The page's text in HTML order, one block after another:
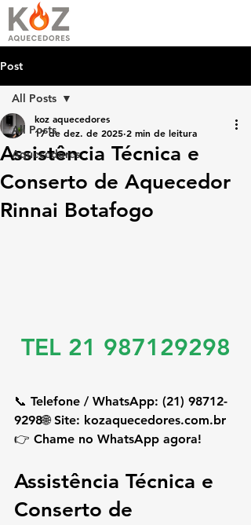
Post
All Posts
Aquecedores
All Posts
Assistência Técnica e
Conserto de Aquecedor
Rinnai Botafogo
koz aquecedores
17 de dez. de 2025 2 min de leitura
TEL 21 987129298
📞 Telefone / WhatsApp: (21) 98712-
9298🌐 Site: kozaquecedores.com.br
👉 Chame no WhatsApp agora!
Assistência Técnica e
Conserto de